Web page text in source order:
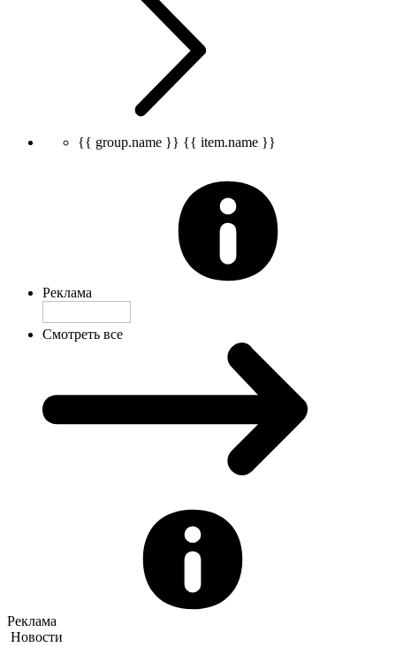
{{ group.name }} {{ item.name }}
Реклама
Смотреть все
Реклама
Новости